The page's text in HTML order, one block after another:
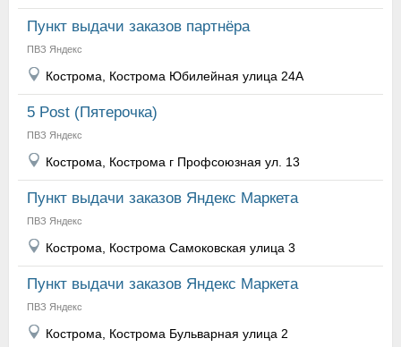
Пункт выдачи заказов партнёра
ПВЗ Яндекс
Кострома, Кострома Юбилейная улица 24А
5 Post (Пятерочка)
ПВЗ Яндекс
Кострома, Кострома г Профсоюзная ул. 13
Пункт выдачи заказов Яндекс Маркета
ПВЗ Яндекс
Кострома, Кострома Самоковская улица 3
Пункт выдачи заказов Яндекс Маркета
ПВЗ Яндекс
Кострома, Кострома Бульварная улица 2